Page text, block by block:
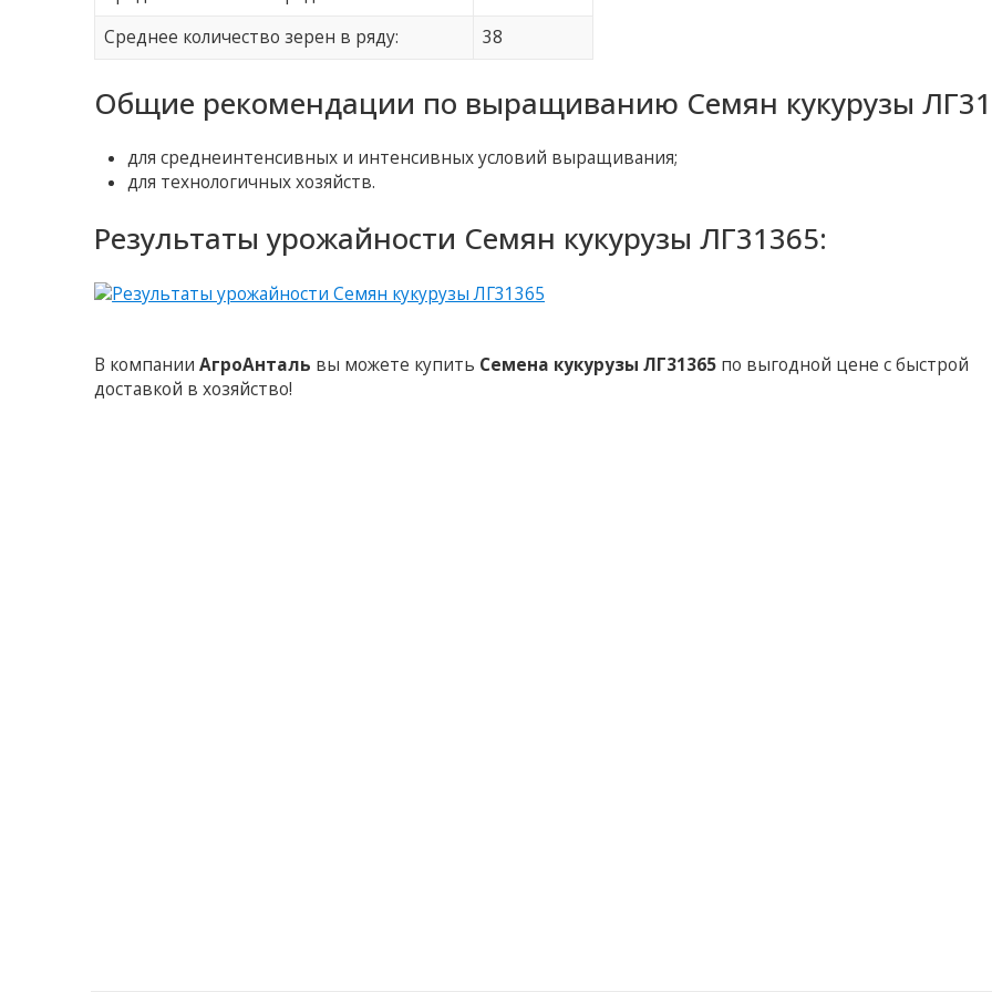
Среднее количество зерен в ряду:
38
Общие рекомендации по выращиванию Семян кукурузы
для среднеинтенсивных и интенсивных условий выращивания;
для технологичных хозяйств.
Результаты урожайности Семян кукурузы ЛГ31365:
В компанииАгроАнталь вы можете купить Семена кукурузы ЛГ31365 по выгодной цене с быстрой
доставкой в хозяйство!